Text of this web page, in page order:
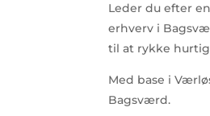
Leder du efter
erhverv i
til at rykke
Med base i
Bagsværd.